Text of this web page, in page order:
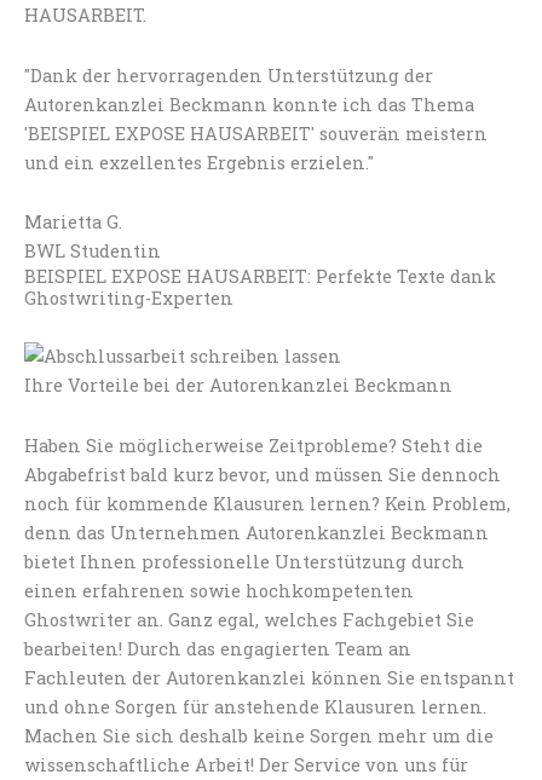
HAUSARBEIT.
"Dank der hervorragenden Unterstützung der
Autorenkanzlei Beckmann konnte ich das Thema
'BEISPIEL EXPOSE HAUSARBEIT' souverän meistern
und ein exzellentes Ergebnis erzielen."
Marietta G.
BWL Studentin
BEISPIEL EXPOSE HAUSARBEIT: Perfekte Texte dank
Ghostwriting-Experten
Ihre Vorteile bei der Autorenkanzlei Beckmann
Haben Sie möglicherweise Zeitprobleme? Steht die
Abgabefrist bald kurz bevor, und müssen Sie dennoch
noch für kommende Klausuren lernen? Kein Problem,
denn das Unternehmen Autorenkanzlei Beckmann
bietet Ihnen professionelle Unterstützung durch
einen erfahrenen sowie hochkompetenten
Ghostwriter an. Ganz egal, welches Fachgebiet Sie
bearbeiten! Durch das engagierten Team an
Fachleuten der Autorenkanzlei können Sie entspannt
und ohne Sorgen für anstehende Klausuren lernen.
Machen Sie sich deshalb keine Sorgen mehr um die
wissenschaftliche Arbeit! Der Service von uns für